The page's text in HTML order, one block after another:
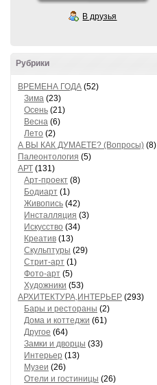
В друзья
Рубрики
ВРЕМЕНА ГОДА (52)
Зима (23)
Осень (21)
Весна (6)
Лето (2)
А ВЫ КАК ДУМАЕТЕ? (Вопросы) (8)
Палеонтология (5)
АРТ (131)
Арт-проект (8)
Бодиарт (1)
Живопись (42)
Инсталляция (3)
Искусство (34)
Креатив (13)
Скульптуры (29)
Стрит-арт (1)
Фото-арт (5)
Художники (53)
АРХИТЕКТУРА,ИНТЕРЬЕР (293)
Бары и рестораны (2)
Дома и коттеджи (61)
Другое (64)
Замки и дворцы (33)
Интерьер (13)
Музеи (26)
Отели и гостиницы (26)